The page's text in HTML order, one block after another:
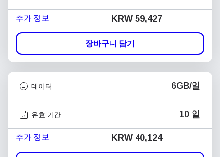
추가 정보 KRW 59,427
장바구니 담기
데이터 6GB/일
유효 기간 10 일
추가 정보 KRW 40,124